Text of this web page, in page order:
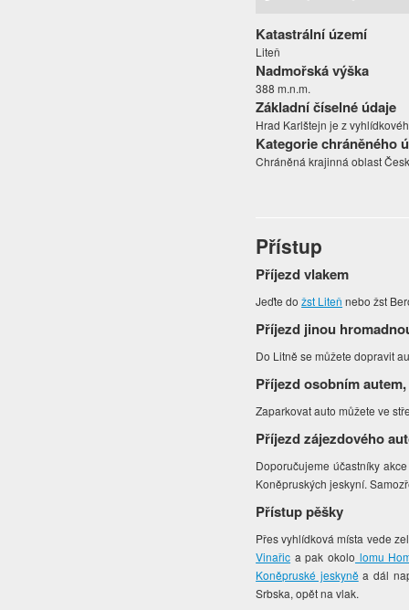
Katastrální území
Liteň
Nadmořská výška
388 m.n.m.
Základní číselné údaje
Hrad Karlštejn je z
Kategorie chráněného
Chráněná krajinná oblast
Přístup
Příjezd vlakem
Jeďte dožst Liteň nebo žst
Příjezd jinou
Do Litně se můžete dopravit
Příjezd osobním
Zaparkovat auto můžete ve
Příjezd zájezdového
Doporučujeme účastníky
Koněpruských jeskyní.
Přístup pěšky
Přes vyhlídková místa vede
Vinařic a pak okolo lomu
Koněpruské jeskyněa dál
Srbska, opět na vlak.